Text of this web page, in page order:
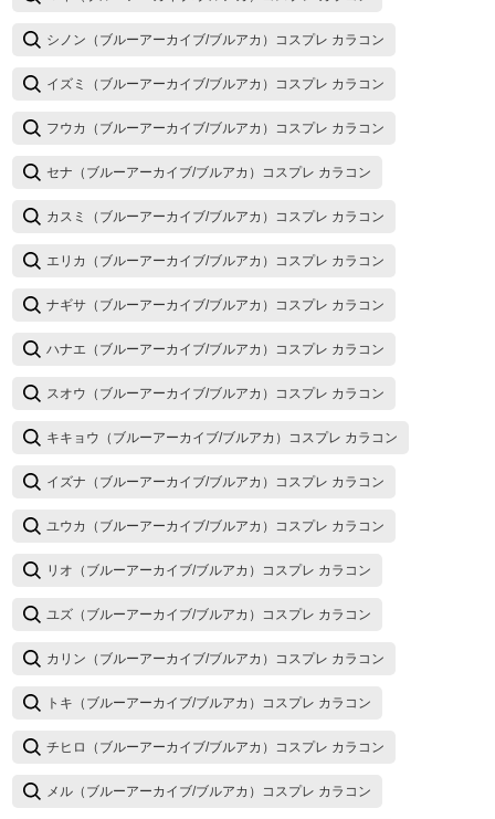
シノン（ブルーアーカイブ/ブルアカ）コスプレ カラコン
イズミ（ブルーアーカイブ/ブルアカ）コスプレ カラコン
フウカ（ブルーアーカイブ/ブルアカ）コスプレ カラコン
セナ（ブルーアーカイブ/ブルアカ）コスプレ カラコン
カスミ（ブルーアーカイブ/ブルアカ）コスプレ カラコン
エリカ（ブルーアーカイブ/ブルアカ）コスプレ カラコン
ナギサ（ブルーアーカイブ/ブルアカ）コスプレ カラコン
ハナエ（ブルーアーカイブ/ブルアカ）コスプレ カラコン
スオウ（ブルーアーカイブ/ブルアカ）コスプレ カラコン
キキョウ（ブルーアーカイブ/ブルアカ）コスプレ カラコン
イズナ（ブルーアーカイブ/ブルアカ）コスプレ カラコン
ユウカ（ブルーアーカイブ/ブルアカ）コスプレ カラコン
リオ（ブルーアーカイブ/ブルアカ）コスプレ カラコン
ユズ（ブルーアーカイブ/ブルアカ）コスプレ カラコン
カリン（ブルーアーカイブ/ブルアカ）コスプレ カラコン
トキ（ブルーアーカイブ/ブルアカ）コスプレ カラコン
チヒロ（ブルーアーカイブ/ブルアカ）コスプレ カラコン
メル（ブルーアーカイブ/ブルアカ）コスプレ カラコン